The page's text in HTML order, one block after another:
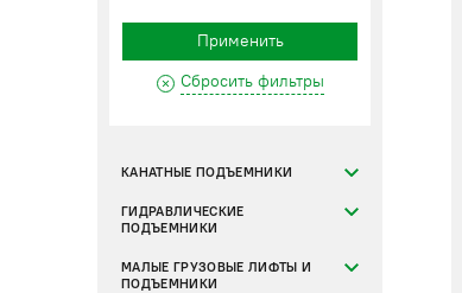
Применить
Сбросить фильтры
КАНАТНЫЕ ПОДЪЕМНИКИ
ГИДРАВЛИЧЕСКИЕ
ПОДЪЕМНИКИ
МАЛЫЕ ГРУЗОВЫЕ ЛИФТЫ И
ПОДЪЕМНИКИ